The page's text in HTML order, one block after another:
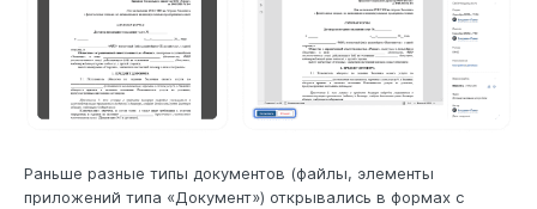
Раньше разные типы документов (файлы, элементы
приложений типа «Документ») открывались в формах с